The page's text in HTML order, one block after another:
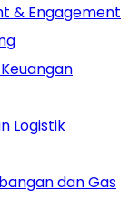
& Engagement
Logistik
dan Gas